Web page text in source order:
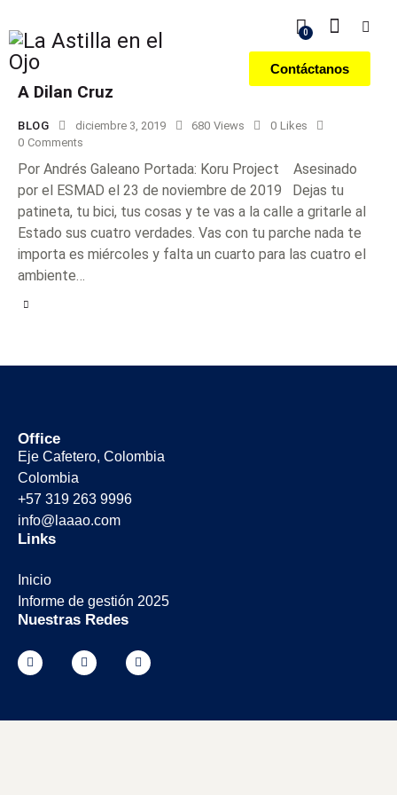
0
Contáctanos
A Dilan Cruz
BLOG diciembre 3, 2019 680 Views 0 Likes
0 Comments
Por Andrés Galeano Portada: Koru Project Asesinado
por el ESMAD el 23 de noviembre de 2019 Dejas tu
patineta, tu bici, tus cosas y te vas a la calle a gritarle al
Estado sus cuatro verdades. Vas con tu parche nada te
importa es miércoles y falta un cuarto para las cuatro el
ambiente…
Office
Eje Cafetero, Colombia
Colombia
+57 319 263 9996
info@laaao.com
Links
Inicio
Informe de gestión 2025
Nuestras Redes